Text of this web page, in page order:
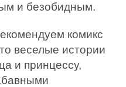
и безобидным.
комикс
веселые истории
и принцессу,